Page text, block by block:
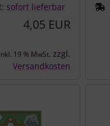
sofort lieferbar
4,05 EUR
inkl. 19 % MwSt. zzgl.
Versandkosten